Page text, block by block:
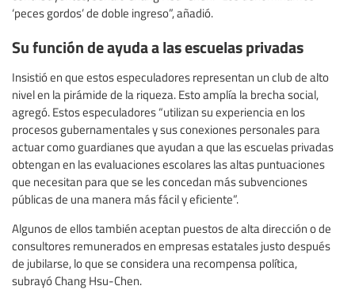
‘peces gordos’ de doble ingreso”, añadió.
Su función de ayuda a las escuelas privadas
Insistió en que estos especuladores representan un club de alto
nivel en la pirámide de la riqueza. Esto amplía la brecha social,
agregó. Estos especuladores “utilizan su experiencia en los
procesos gubernamentales y sus conexiones personales para
actuar como guardianes que ayudan a que las escuelas privadas
obtengan en las evaluaciones escolares las altas puntuaciones
que necesitan para que se les concedan más subvenciones
públicas de una manera más fácil y eficiente”.
Algunos de ellos también aceptan puestos de alta dirección o de
consultores remunerados en empresas estatales justo después
de jubilarse, lo que se considera una recompensa política,
subrayó Chang Hsu-Chen.